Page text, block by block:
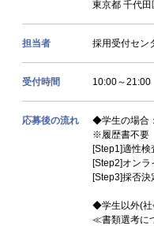
東京都 千代
担当者 採用受付セン
受付時間 10:00～21:00
応募後の流れ
◆学生の場合
※履歴書不要
[Step1]適性
[Step2]オンラ
[Step3]採否
◆学生以外(社
≪書類選考に